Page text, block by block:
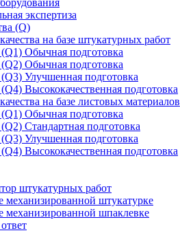
экспертиза
(Q)
на базе штукатурных работ
Обычная подготовка
Обычная подготовка
Улучшенная подготовка
Высококачественная подготовка
на базе листовых материалов
Обычная подготовка
Стандартная подготовка
Улучшенная подготовка
Высококачественная подготовка
штукатурных работ
механизированной штукатурке
механизированной шпаклевке